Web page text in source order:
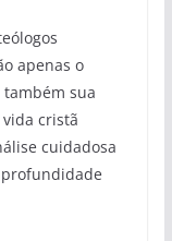
apenas o
sua
cristã
cuidadosa